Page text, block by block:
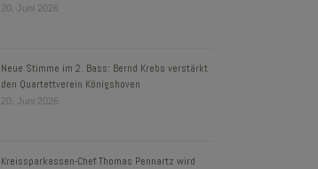
20. Juni 2026
Neue Stimme im 2. Bass: Bernd Krebs verstärkt
den Quartettverein Königshoven
20. Juni 2026
Kreissparkassen-Chef Thomas Pennartz wird